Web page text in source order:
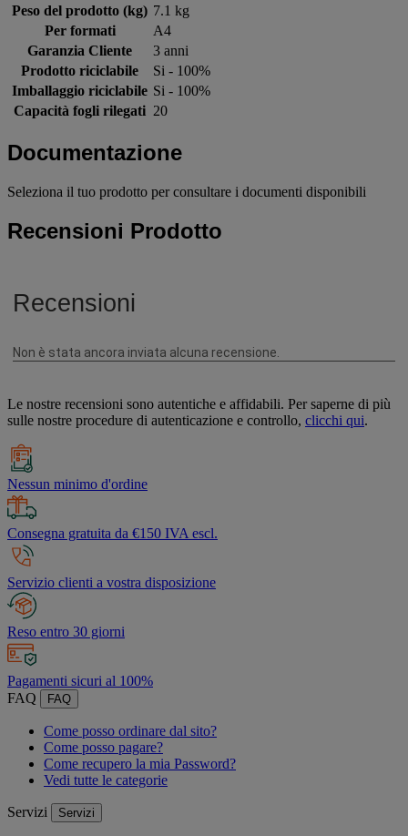
Peso del prodotto (kg) 7.1 kg
Per formati
A4
Garanzia Cliente
3 anni
Prodotto riciclabile
Si - 100%
Imballaggio riciclabile Si - 100%
Capacità fogli rilegati 20
Documentazione
Seleziona il tuo prodotto per consultare i documenti disponibili
Recensioni Prodotto
Le nostre recensioni sono autentiche e affidabili. Per saperne di più
sulle nostre procedure di autenticazione e controllo, clicchi qui.
Nessun minimo d'ordine
Consegna gratuita da €150 IVA escl.
Servizio clienti a vostra disposizione
Reso entro 30 giorni
Pagamenti sicuri al 100%
FAQ
FAQ
Come posso ordinare dal sito?
Come posso pagare?
Come recupero la mia Password?
Vedi tutte le categorie
Servizi Servizi